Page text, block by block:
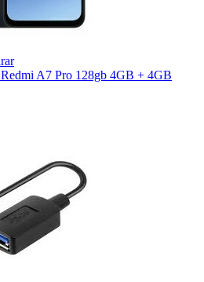
A7 Pro 128gb 4GB + 4GB